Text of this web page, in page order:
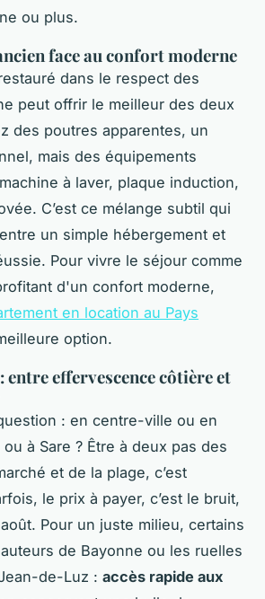
ou plus.
face au confort moderne
dans le respect des
peut offrir le meilleur des deux
des poutres apparentes, un
mais des équipements
à laver, plaque induction,
C’est ce mélange subtil qui
un simple hébergement et
Pour vivre le séjour comme
d'un confort moderne,
en location au Pays
option.
entre effervescence côtière et
: en centre-ville ou en
à Sare ? Être à deux pas des
et de la plage, c’est
le prix à payer, c’est le bruit,
Pour un juste milieu, certains
de Bayonne ou les ruelles
de-Luz : accès rapide aux